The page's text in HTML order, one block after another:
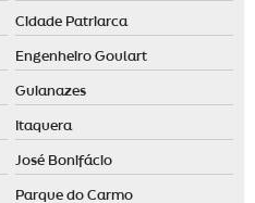
Cidade Patriarca
Engenheiro Goulart
Guianazes
Itaquera
José Bonifácio
Parque do Carmo